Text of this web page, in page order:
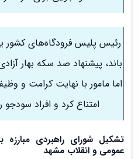
رئیس پلیس فرودگاه‌های کشور
باند، پیشنهاد صد سکه بهار
اما مامور با نهایت کرامت و
امتناع کرد و افراد
تشکیل شورای راهبردی مبارزه
عمومی و انقلاب مشهد